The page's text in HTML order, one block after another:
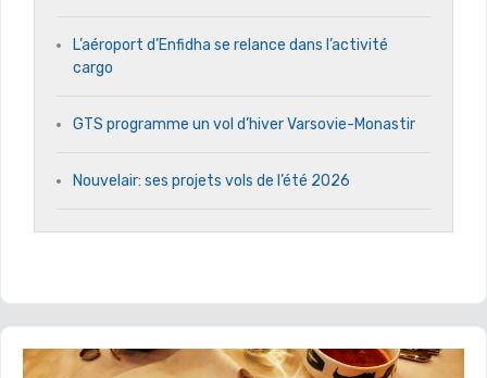
L’aéroport d’Enfidha se relance dans l’activité
cargo
GTS programme un vol d’hiver Varsovie-Monastir
Nouvelair: ses projets vols de l’été 2026